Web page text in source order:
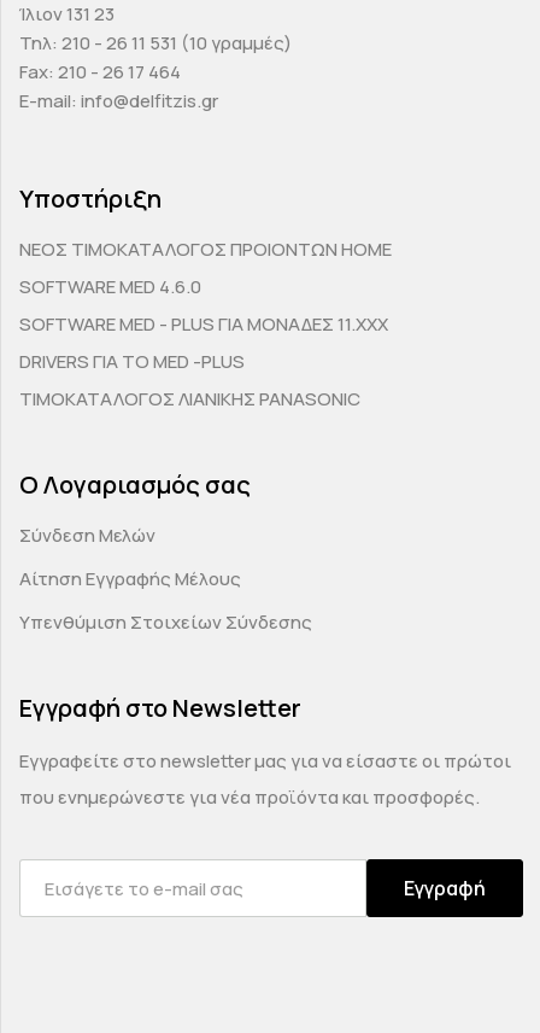
Ίλιον 131 23
Τηλ: 210 - 26 11 531 (10 γραμμές)
Fax: 210 - 26 17 464
E-mail: info@delfitzis.gr
Υποστήριξη
ΝΕΟΣ ΤΙΜΟΚΑΤΑΛΟΓΟΣ ΠΡΟΙΟΝΤΩΝ HOME
SOFTWARE MED 4.6.0
SOFTWARE MED - PLUS ΓΙΑ ΜΟΝΑΔΕΣ 11.ΧΧΧ
DRIVERS ΓΙΑ ΤΟ MED -PLUS
ΤΙΜΟΚΑΤΑΛΟΓΟΣ ΛΙΑΝΙΚΗΣ PANASONIC
Ο Λογαριασμός σας
Σύνδεση Μελών
Αίτηση Εγγραφής Μέλους
Υπενθύμιση Στοιχείων Σύνδεσης
Εγγραφή στο Newsletter
Εγγραφείτε στο newsletter μας για να είσαστε οι πρώτοι
που ενημερώνεστε για νέα προϊόντα και προσφορές.
Εγγραφή